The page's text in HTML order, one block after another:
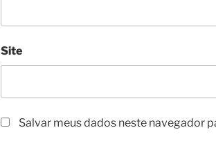
Site
Salvar meus dados neste navegador